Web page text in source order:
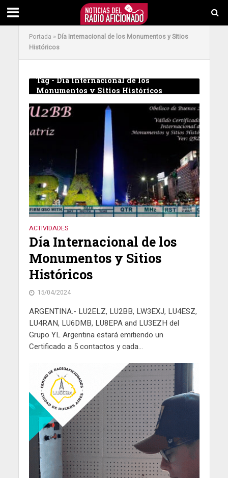
Portada » Día Internacional de los Monumentos y Sitios
Históricos
Tag - Día Internacional de los
Monumentos y Sitios Históricos
ACTIVIDADES
Día Internacional de los
Monumentos y Sitios
Históricos
15/04/2024
ARGENTINA.- LU2ELZ, LU2BB, LW3EXJ, LU4ESZ,
LU4RAN, LU6DMB, LU8EPA and LU3EZH del
Grupo YL Argentina estará emitiendo un
Certificado a 5 contactos y cada...